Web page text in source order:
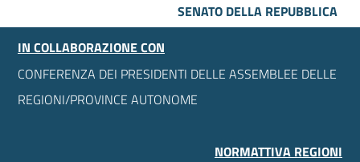
SENATO DELLA REPUBBLICA
IN COLLABORAZIONE CON
CONFERENZA DEI PRESIDENTI DELLE ASSEMBLEE DELLE
REGIONI/PROVINCE AUTONOME
NORMATTIVA REGIONI